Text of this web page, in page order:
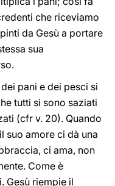
che riceviamo
da Gesù a portare
sua
pani e dei pesci si
tutti si sono saziati
(cfr v. 20). Quando
suo amore ci dà una
ci ama, non
Come è
Gesù riempie il